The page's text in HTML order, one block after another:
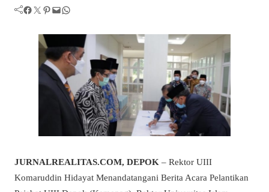
Facebook Twitter Pinterest Mail WhatsApp
JURNALREALITAS.COM, DEPOK – Rektor UIII
Komaruddin Hidayat Menandatangani Berita Acara Pelantikan